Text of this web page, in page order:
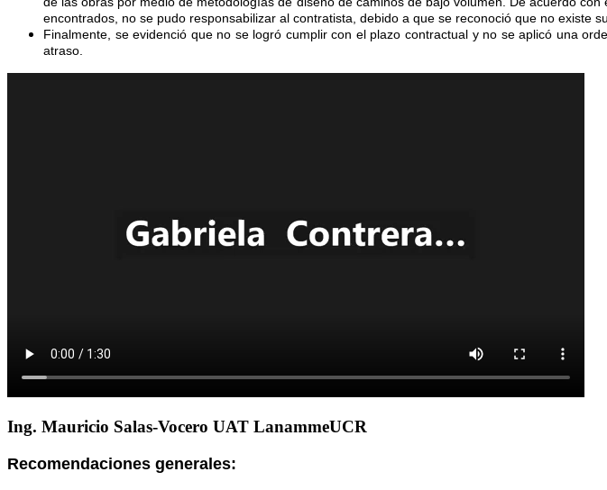
encontrados, no se pudo responsabilizar al contratista, debido a que se reconoció que no existe
Finalmente, se evidenció que no se logró cumplir con el plazo contractual y no se aplicó una
atraso.
Ing. Mauricio Salas-Vocero UAT LanammeUCR
Recomendaciones generales: